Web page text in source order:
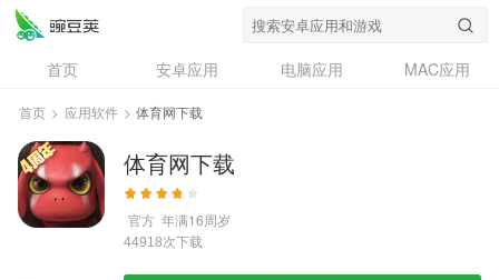
首页 安卓应用 电脑应用
MAC应用
资讯
专题
问答
首页 > 应用软件 > 体育网下载
体育网下载
官方 年满16周岁
44918次下载